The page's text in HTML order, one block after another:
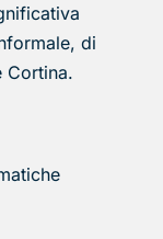
di
Cortina.